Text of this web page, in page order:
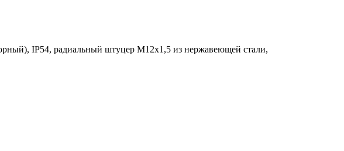
IP54, радиальный штуцер М12х1,5 из нержавеющей стали,